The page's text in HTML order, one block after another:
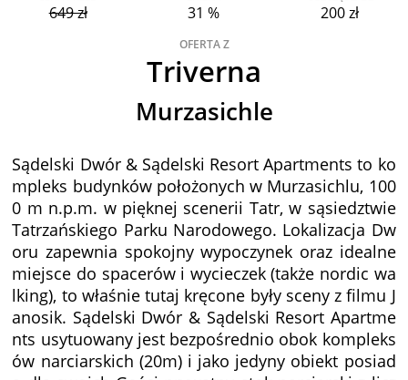
649 zł 31 % 200 zł
OFERTA Z
Triverna
Murzasichle
Sądelski Dwór & Sądelski Resort Apartments to ko
mpleks budynków położonych w Murzasichlu, 100
0 m n.p.m. w pięknej scenerii Tatr, w sąsiedztwie
Tatrzańskiego Parku Narodowego. Lokalizacja Dw
oru zapewnia spokojny wypoczynek oraz idealne
miejsce do spacerów i wycieczek (także nordic wa
lking), to właśnie tutaj kręcone były sceny z filmu J
anosik. Sądelski Dwór & Sądelski Resort Apartme
nts usytuowany jest bezpośrednio obok kompleks
ów narciarskich (20m) i jako jedyny obiekt posiad